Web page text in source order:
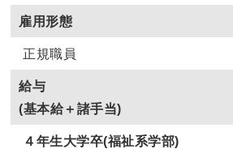
雇用形態
正規職員
給与
(基本給＋諸手当)
４年生大学卒(福祉系学部)